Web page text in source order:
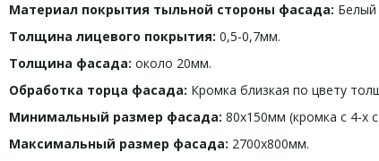
Материал покрытия тыльной стороны фасада: Белый
Толщина лицевого покрытия: 0,5-0,7мм.
Толщина фасада: около 20мм.
Обработка торца фасада: Кромка близкая по цвету
Минимальный размер фасада: 80х150мм (кромка с 4-х
Максимальный размер фасада: 2700х800мм.